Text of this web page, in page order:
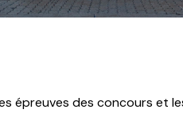
épreuves des concours et